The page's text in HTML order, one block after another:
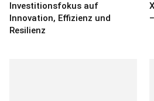
Investitionsfokus auf
Innovation, Effizienz und
Resilienz